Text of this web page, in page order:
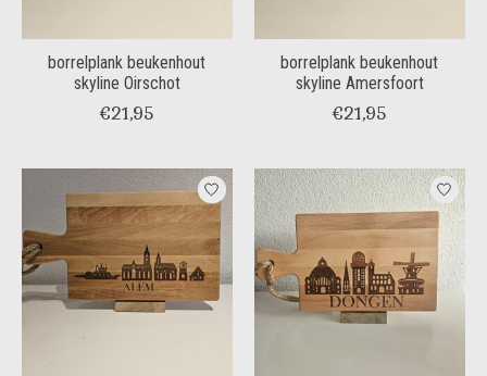
borrelplank beukenhout
skyline Oirschot
€21,95
borrelplank beukenhout
skyline Amersfoort
€21,95